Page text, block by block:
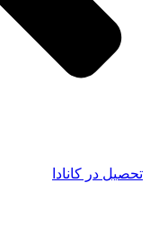
تحصیل در کانادا